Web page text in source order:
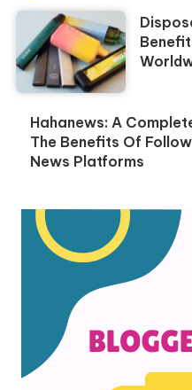
Hahanews: A
The Benefits Of
News Platforms